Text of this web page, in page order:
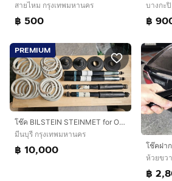
สายไหม กรุงเทพมหานคร
฿ 500
บางกะ
฿
PREMIUM
โช๊ค BILSTEIN STEINMET for Opel Astra F
มีนบุรี กรุงเทพมหานคร
฿ 10,000
ห้วยขว
฿